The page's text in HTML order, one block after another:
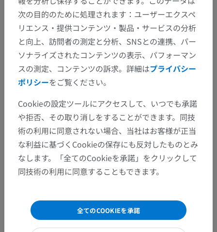
全35枚中15枚の画像
次の目的のために処理されます：ユーザーエクスペ
リエンス・提供コンテンツ・製品・サービスの分析
と向上、訪問者の測定と分析、SNSとの連携、パー
ソナライズされたコンテンツの表示、パフォーマン
スの測定、コンテンツの訴求。詳細はプライバシー
ポリシーをご覧ください。
Cookieの設定ツールにアクセスして、いつでも承諾
や拒否、その取り消しをすることができます。同技
術の利用に同意されない場合、当社はお客様が正当
な利益に基づくCookieの保存にも反対したものとみ
なします。「全てのCookieを承諾」をクリックして
同技術の利用に同意することもできます。
全てのCOOKIEを承諾